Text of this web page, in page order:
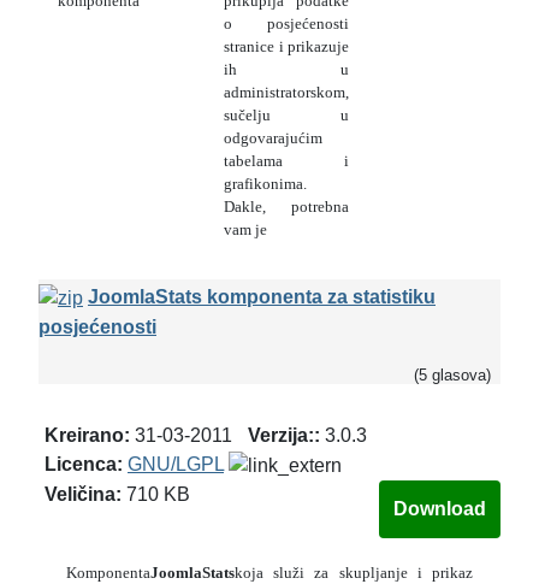
o posjećenosti
stranice i prikazuje
ih u
administratorskom,
sučelju u
odgovarajućim
tabelama i
grafikonima.
Dakle, potrebna
vam je
JoomlaStats komponenta za statistiku
posjećenosti
(5 glasova)
Kreirano: 31-03-2011 Verzija:: 3.0.3
Licenca: GNU/LGPL
Veličina: 710 KB
KomponentaJoomlaStatskoja služi za skupljanje i prikaz